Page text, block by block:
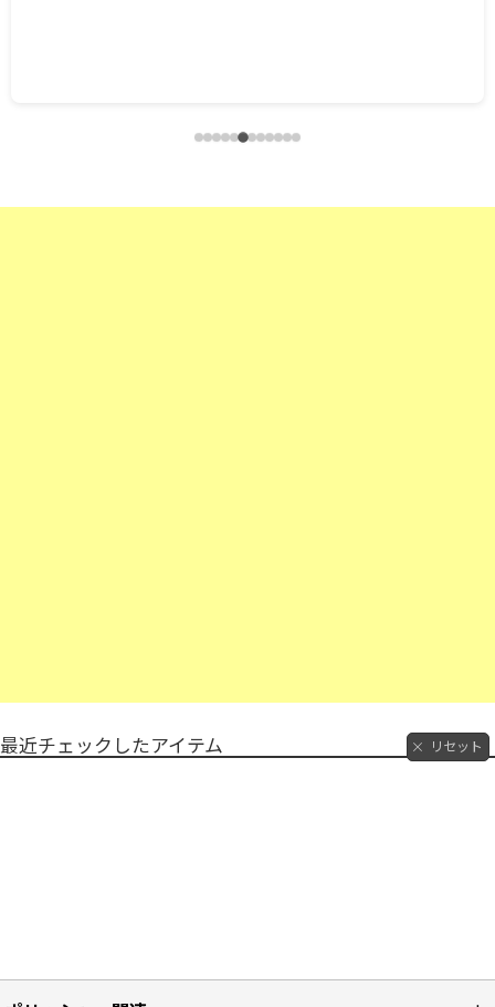
最近チェックしたアイテム リセット